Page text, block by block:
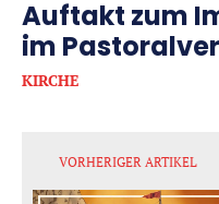
Auftakt zum
im
KIRCHE
VORHERIGER ARTIKEL